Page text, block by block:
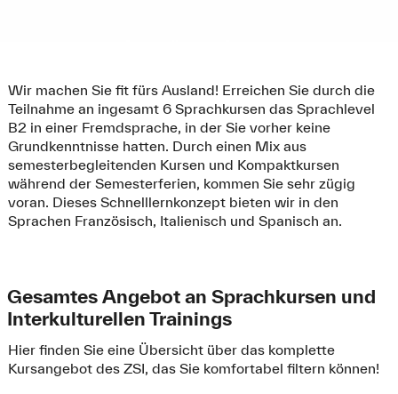
Wir machen Sie fit fürs Ausland! Erreichen Sie durch die
Teilnahme an ingesamt 6 Sprachkursen das Sprachlevel
B2 in einer Fremdsprache, in der Sie vorher keine
Grundkenntnisse hatten. Durch einen Mix aus
semesterbegleitenden Kursen und Kompaktkursen
während der Semesterferien, kommen Sie sehr zügig
voran. Dieses Schnelllernkonzept bieten wir in den
Sprachen Französisch, Italienisch und Spanisch an.
Gesamtes Angebot an Sprachkursen und
Interkulturellen Trainings
Hier finden Sie eine Übersicht über das komplette
Kursangebot des ZSI, das Sie komfortabel filtern können!